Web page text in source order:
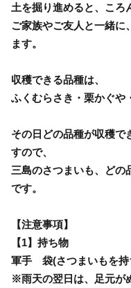
土を掘り進めると、ころ
ご家族やご友人と一緒に
ます。
収穫できる品種は、
ふくむらさき・栗かぐや
その日どの品種が収穫で
すので、
三島のさつまいも、どの
です。
【注意事項】
【1】持ち物
軍手 袋(さつまいもを
※雨天の翌日は、足元が